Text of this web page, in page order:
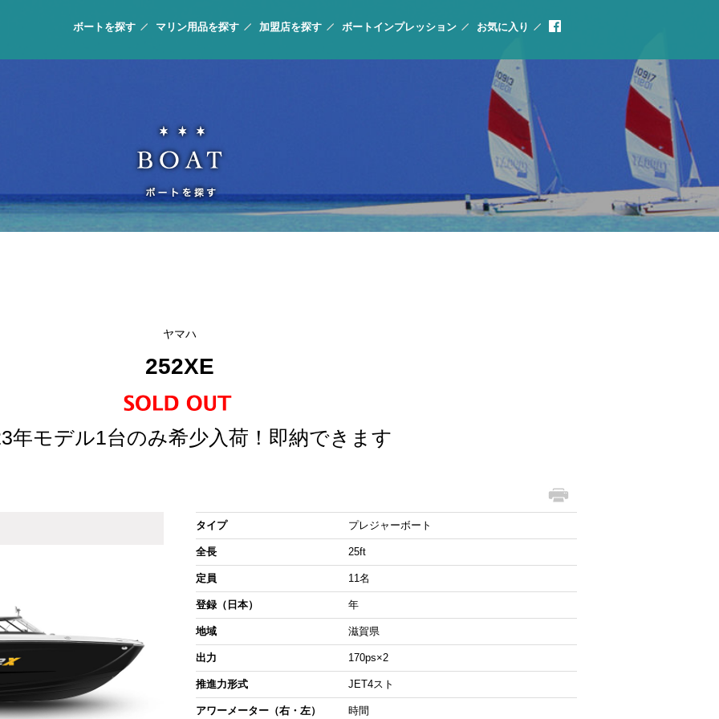
ボートを探す マリン用品を探す 加盟店を探す ボートインプレッション お気に入り
ヤマハ
252XE
年モデル1台のみ希少入荷！即納できます
タイプ プレジャーボート
全長 25ft
定員 11名
登録（日本） 年
地域 滋賀県
出力 170ps×2
推進力形式 JET4スト
アワーメーター（右・左） 時間